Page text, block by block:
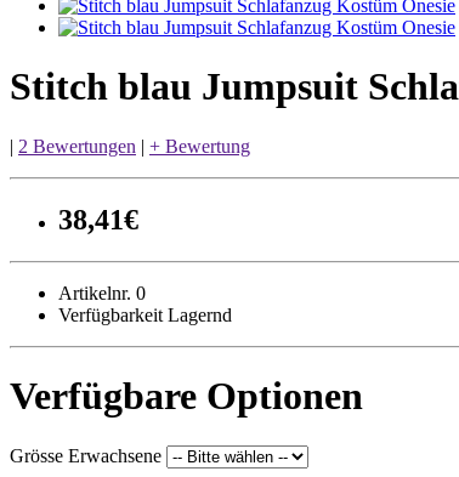
Stitch blau Jumpsuit
| 2 Bewertungen | + Bewertung
38,41€
Artikelnr. 0
Verfügbarkeit Lagernd
Verfügbare Optionen
Grösse Erwachsene